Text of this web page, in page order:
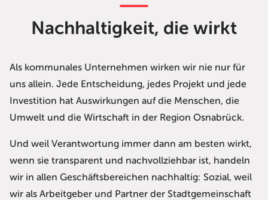
Nachhaltigkeit, die wirkt
Als kommunales Unternehmen wirken wir nie nur für
uns allein. Jede Entscheidung, jedes Projekt und jede
Investition hat Auswirkungen auf die Menschen, die
Umwelt und die Wirtschaft in der Region Osnabrück.
Und weil Verantwortung immer dann am besten wirkt,
wenn sie transparent und nachvollziehbar ist, handeln
wir in allen Geschäftsbereichen nachhaltig: Sozial, weil
wir als Arbeitgeber und Partner der Stadtgemeinschaft